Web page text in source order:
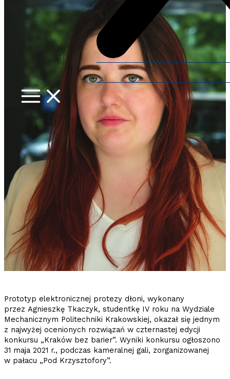
Prototyp elektronicznej protezy dłoni, wykonany
przez Agnieszkę Tkaczyk, studentkę IV roku na Wydziale
Mechanicznym Politechniki Krakowskiej, okazał się jednym
z najwyżej ocenionych rozwiązań w czternastej edycji
konkursu „Kraków bez barier”. Wyniki konkursu ogłoszono
31 maja 2021 r., podczas kameralnej gali, zorganizowanej
w pałacu „Pod Krzysztofory”.